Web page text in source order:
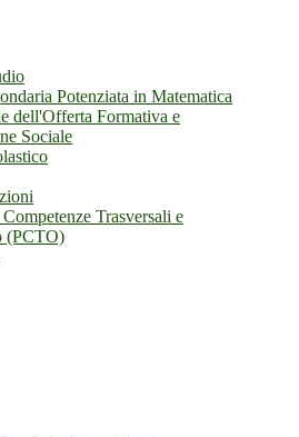
Potenziata in Matematica
dell'Offerta Formativa e
Sociale
Trasversali e
(PCTO)